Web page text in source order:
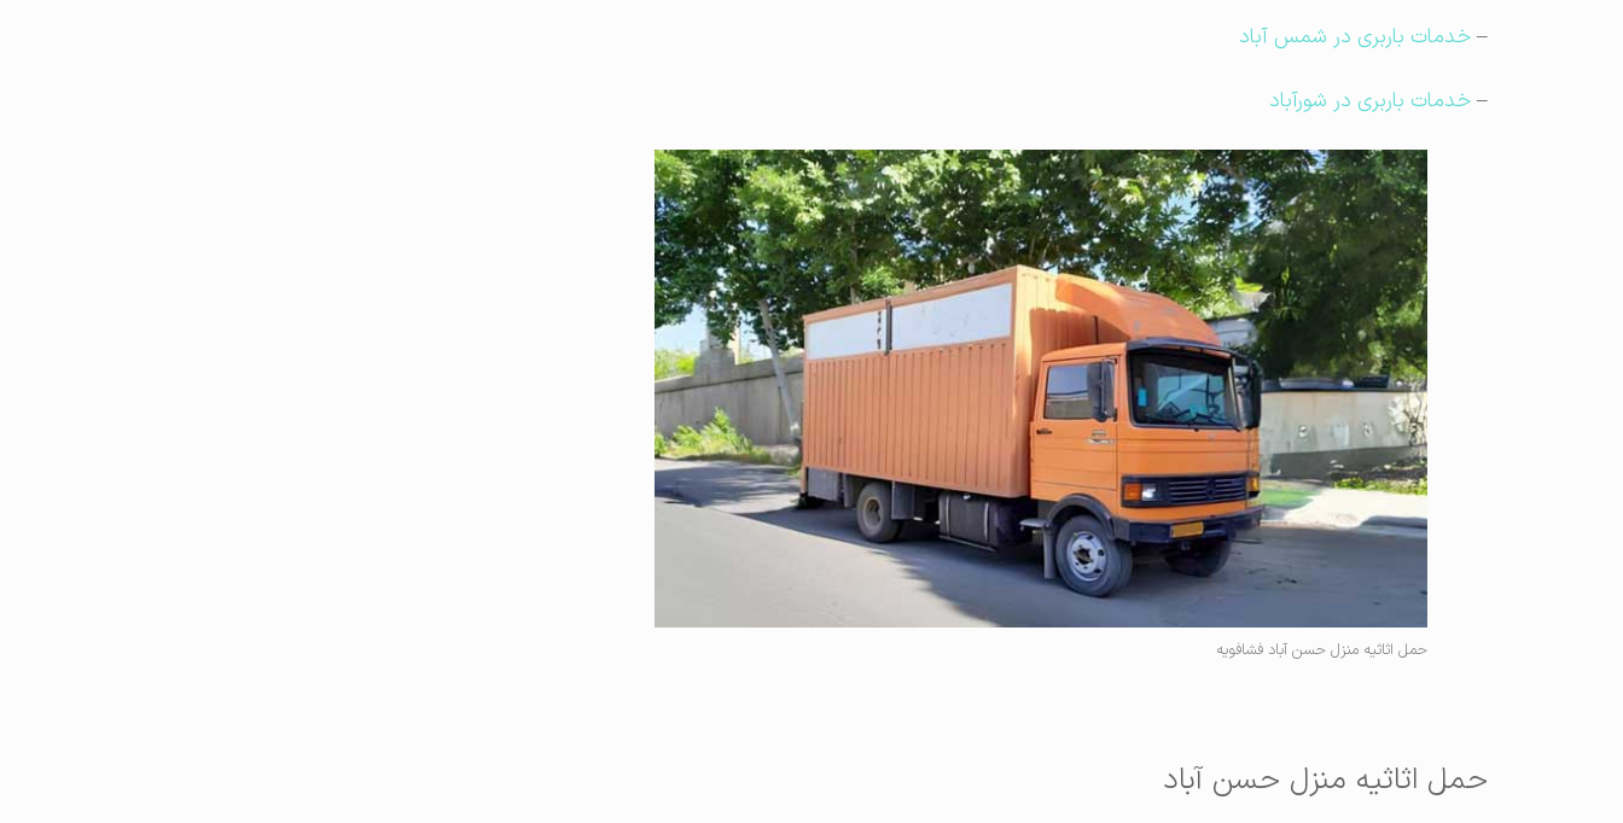
–خدمات باربری در شمس آباد
–خدمات باربری در شورآباد
حمل اثاثیه منزل حسن آباد فشافویه
حمل اثاثیه منزل حسن آباد